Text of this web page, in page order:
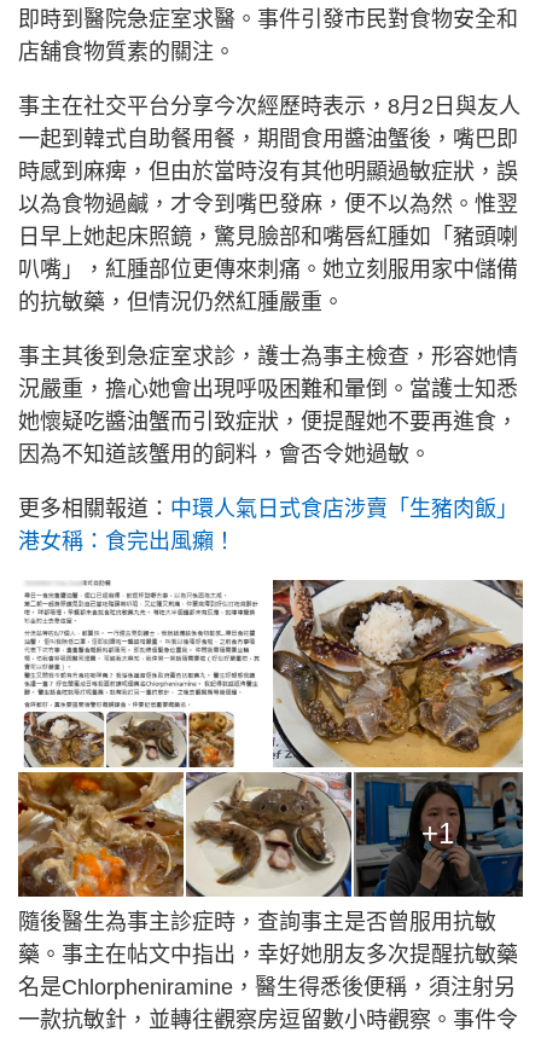
即時到醫院急症室求醫。事件引發市民對食物安全和
店舖食物質素的關注。
事主在社交平台分享今次經歷時表示，8月2日與友人
一起到韓式自助餐用餐，期間食用醬油蟹後，嘴巴即
時感到麻痺，但由於當時沒有其他明顯過敏症狀，誤
以為食物過鹹，才令到嘴巴發麻，便不以為然。惟翌
日早上她起床照鏡，驚見臉部和嘴唇紅腫如「豬頭喇
叭嘴」，紅腫部位更傳來刺痛。她立刻服用家中儲備
的抗敏藥，但情況仍然紅腫嚴重。
事主其後到急症室求診，護士為事主檢查，形容她情
況嚴重，擔心她會出現呼吸困難和暈倒。當護士知悉
她懷疑吃醬油蟹而引致症狀，便提醒她不要再進食，
因為不知道該蟹用的飼料，會否令她過敏。
更多相關報道： 中環人氣日式食店涉賣「生豬肉飯」
港女稱：食完出風癩！
+1
隨後醫生為事主診症時，查詢事主是否曾服用抗敏
藥。事主在帖文中指出，幸好她朋友多次提醒抗敏藥
名是Chlorpheniramine，醫生得悉後便稱，須注射另
一款抗敏針，並轉往觀察房逗留數小時觀察。事件令